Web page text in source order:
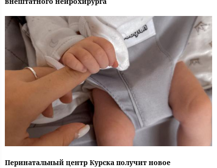
Перинатальный центр Курска получит новое